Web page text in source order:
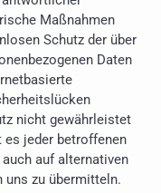
Maßnahmen
Schutz der über
Daten
nicht gewährleistet
es jeder betroffenen
auf alternativen
uns zu übermitteln.